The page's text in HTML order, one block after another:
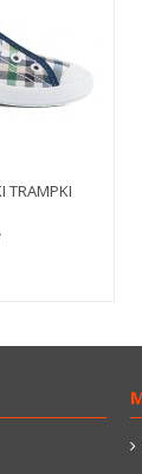
TRAMPKI